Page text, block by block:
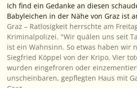
Ich find ein Gedanke an diesen
Babyleichen in der Nähe von Graz ist
Graz – Ratlosigkeit herrschte am
Kriminalpolizei. "Wir quälen uns seit
ist ein Wahnsinn. So etwas haben wir
Siegfried Köppel von der Kripo. Vier
wurden eingefroren oder
unscheinbaren, gepflegten Haus mit